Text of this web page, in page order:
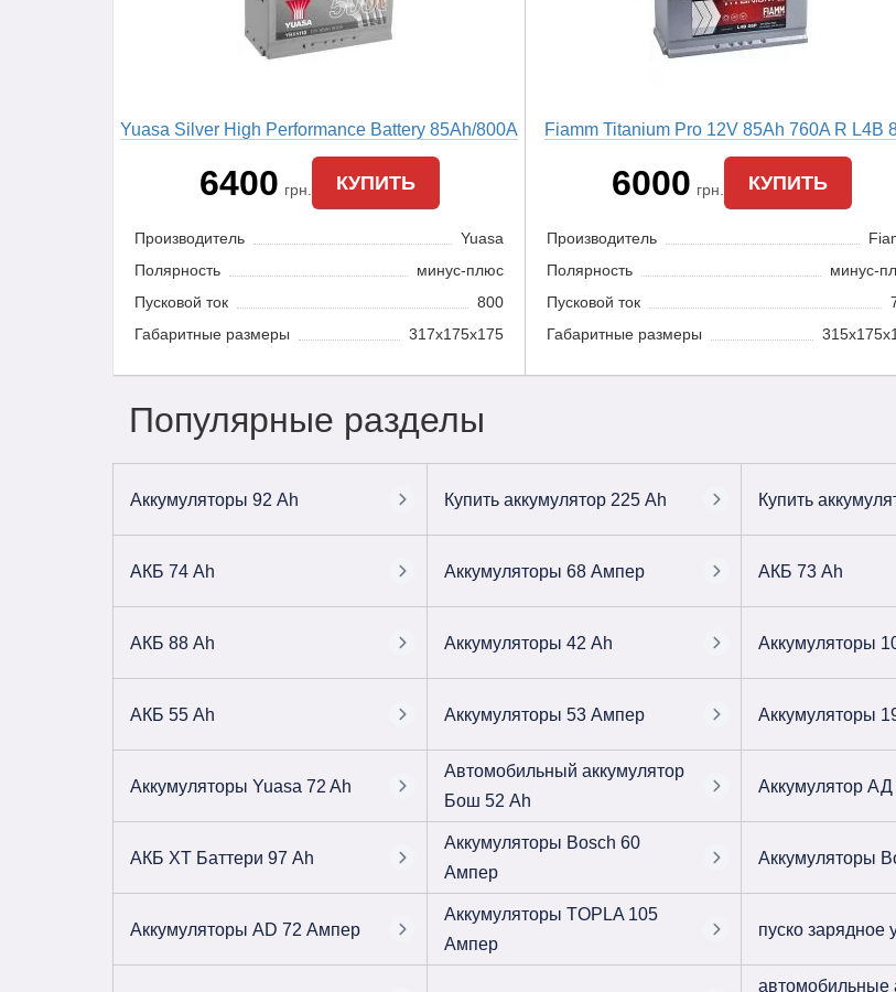
Yuasa Silver High Performance Battery 85Ah/800A
R (YBX5110)
6400 грн. КУПИТЬ
Производитель
Yuasa
Полярность
минус-плюс
Пусковой ток
800
Габаритные размеры
317x175x175
Fiamm Titanium Pro 12V 85Ah 760A R L4B
6000 грн. КУПИТЬ
Производитель
Полярность
минус-
Пусковой ток
Габаритные размеры
Популярные разделы
Аккумуляторы 92 Ah Купить аккумулятор 225 Ah Купить
АКБ 74 Ah Аккумуляторы 68 Ампер АКБ 73 Ah
АКБ 88 Ah Аккумуляторы 42 Ah Аккумуляторы
АКБ 55 Ah Аккумуляторы 53 Ампер Аккумуляторы
Аккумуляторы Yuasa 72 Ah
Автомобильный аккумулятор
Бош 52 Ah
Аккумулятор
АКБ ХТ Баттери 97 Ah
Аккумуляторы Bosch 60
Ампер
Аккумуляторы
Аккумуляторы AD 72 Ампер
Аккумуляторы TOPLA 105
Ампер
пуско зарядное
автомобильные